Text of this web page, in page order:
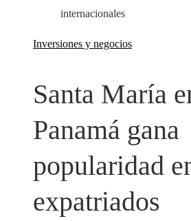
internacionales
Inversiones y negocios
Santa María
Panamá gana
popularidad
expatriados